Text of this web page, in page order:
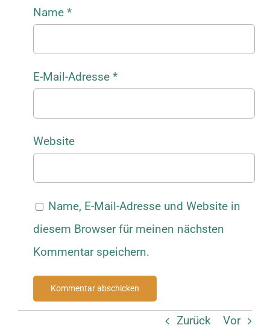
Name *
E-Mail-Adresse *
Website
Name, E-Mail-Adresse und Website in
diesem Browser für meinen nächsten
Kommentar speichern.
Zurück Vor